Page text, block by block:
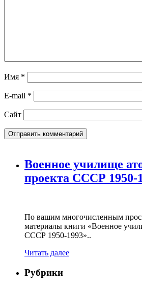
Имя *
E-mail *
Сайт
Военное училище
проекта СССР 1950-
По вашим многочисленным
материалы книги «Военное
СССР 1950-1993»..
Читать далее
Рубрики